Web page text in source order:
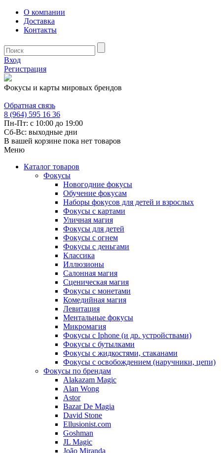
О компании
Доставка
Контакты
Вход
Регистрация
Фокусы и карты мировых брендов
Обратная связь
8 (964) 595 16 36
Пн-Пт: с 10:00 до 19:00
Сб-Вс: выходные дни
В вашей корзине пока нет товаров
Меню
Каталог товаров
Фокусы
Новогодние фокусы
Обучение фокусам
Наборы фокусов для детей и взрослых
Фокусы с картами
Уличная магия
Фокусы для детей
Фокусы с огнем
Фокусы с деньгами
Классика
Иллюзионы
Салонная магия
Сценическая магия
Фокусы с монетами
Комедийная магия
Левитация
Ментальные фокусы
Микромагия
Фокусы с Iphone (и др. устройствами)
Фокусы с бутылками
Фокусы с жидкостями, стаканами
Фокусы с освобождением (наручники, цепи)
Фокусы по брендам
Alakazam Magic
Alan Wong
Astor
Bazar De Magia
David Stone
Ellusionist.com
Goshman
JL Magic
João Miranda